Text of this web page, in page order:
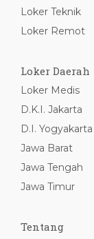
Loker Teknik
Loker Remot
Loker Daerah
Loker Medis
D.K.I. Jakarta
D.I. Yogyakarta
Jawa Barat
Jawa Tengah
Jawa Timur
Tentang